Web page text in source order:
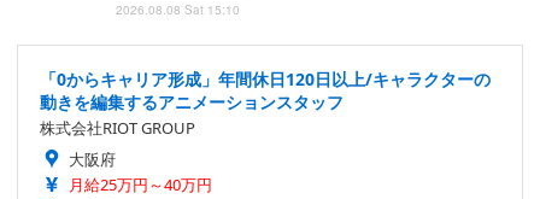
2026.08.08 Sat 15:10
「0からキャリア形成」年間休日120日以上/キャラクターの
動きを編集するアニメーションスタッフ
株式会社RIOT GROUP
大阪府
月給25万円～40万円